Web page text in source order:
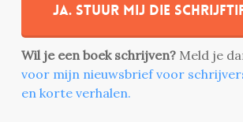
Ja. stuur mij die
Wil je een boek schrijven? Meld je
voor mijn nieuwsbrief voor
en korte verhalen.